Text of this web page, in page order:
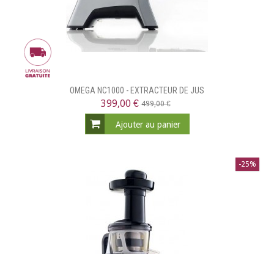
OMEGA NC1000 - EXTRACTEUR DE JUS
399,00 €499,00 €
Ajouter au panier
-25%